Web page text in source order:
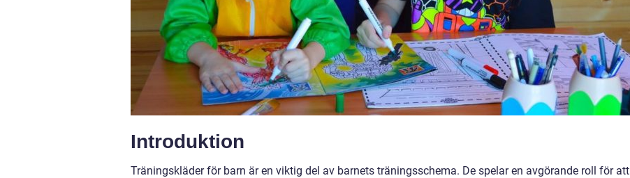
Introduktion
Träningskläder för barn är en viktig del av barnets träningsschema. De spelar en avgörande roll för att